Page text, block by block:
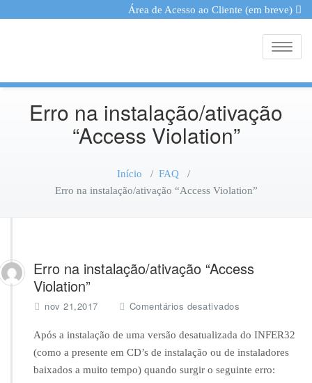
Área de Acesso ao Cliente (em breve)
Erro na instalação/ativação
“Access Violation”
Início / FAQ/
Erro na instalação/ativação “Access Violation”
Erro na instalação/ativação “Access
Violation”
nov 21,2017 Comentários desativados
E
o
Após a instalação de uma versão desatualizada do INFER32
(como a presente em CD’s de instalação ou de instaladores
baixados a muito tempo) quando surgir o seguinte erro: